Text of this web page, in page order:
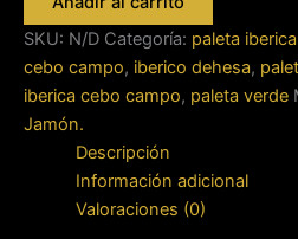
Cebo
Campo
Etiqueta
Verde
cantidad
SKU: N/D Categoría: paleta
cebo campo, iberico dehesa,
iberica cebo campo, paleta verde
Jamón.
Descripción
Información adicional
Valoraciones (0)